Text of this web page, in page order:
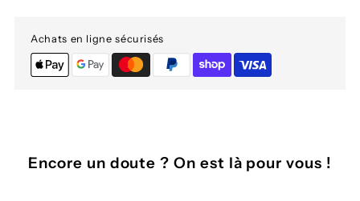
Achats en ligne sécurisés
Encore un doute ? On est là pour vous !